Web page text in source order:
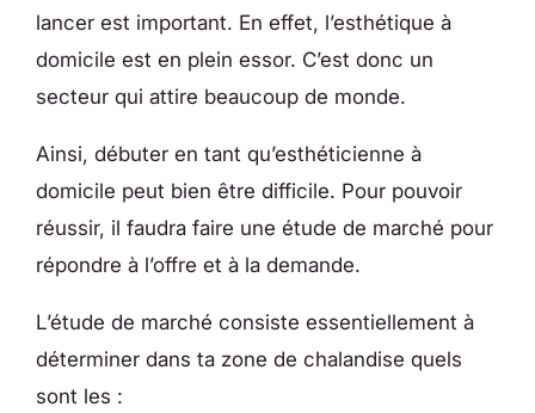
lancer est important. En effet, l’esthétique à
domicile est en plein essor. C’est donc un
secteur qui attire beaucoup de monde.
Ainsi, débuter en tant qu’esthéticienne à
domicile peut bien être difficile. Pour pouvoir
réussir, il faudra faire une étude de marché pour
répondre à l’offre et à la demande.
L’étude de marché consiste essentiellement à
déterminer dans ta zone de chalandise quels
sont les :